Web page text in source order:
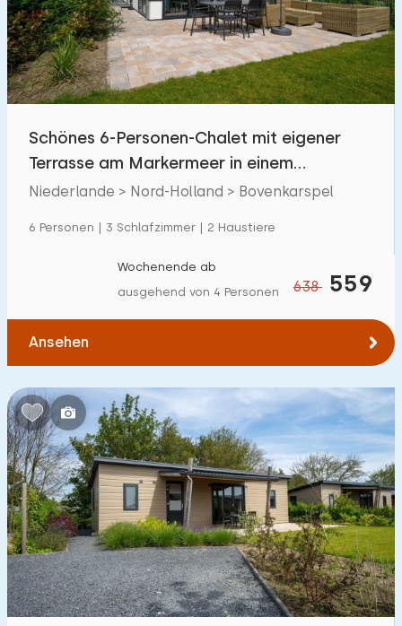
Schwimmbad 10
Eingezäunter Garten 9
Haustierfrei 1
Ladestation Auto
€ 0 — € 1000+
Schlafzimmern:
1 2 3 4 5
Badezimmer:
1 2 3 4 5
Entfernungen
Schönes 6-Personen-Chalet mit eigener
Terrasse am Markermeer in einem
Ferienpark
Niederlande > Nord-Holland > Bovenkarspel
6 Personen | 3 Schlafzimmer | 2 Haustiere
638 559
Wochenende ab
ausgehend von 4 Personen
Ansehen